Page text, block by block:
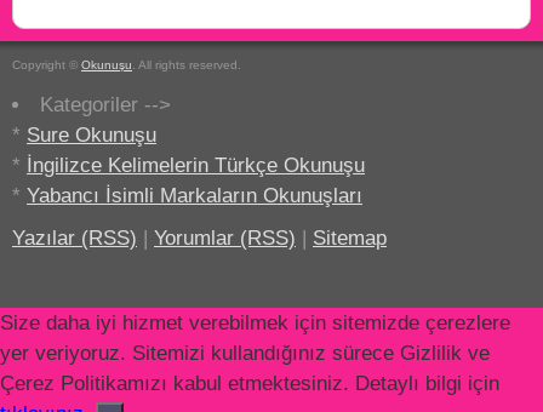
Copyright © Okunuşu . All rights reserved.
Kategoriler -->
* Sure Okunuşu
* İngilizce Kelimelerin Türkçe Okunuşu
* Yabancı İsimli Markaların Okunuşları
Yazılar (RSS) | Yorumlar (RSS) | Sitemap
Size daha iyi hizmet verebilmek için sitemizde çerezlere
yer veriyoruz. Sitemizi kullandığınız sürece Gizlilik ve
Çerez Politikamızı kabul etmektesiniz. Detaylı bilgi için